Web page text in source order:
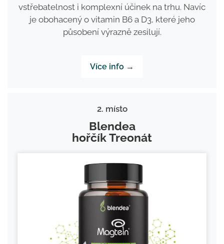
vstřebatelnost i komplexní účinek na trhu. Navíc
je obohacený o vitamin B6 a D3, které jeho
působení výrazně zesilují.
Více info →
2. místo
Blendea
hořčík Treonát